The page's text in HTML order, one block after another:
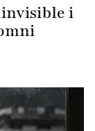
invisible i